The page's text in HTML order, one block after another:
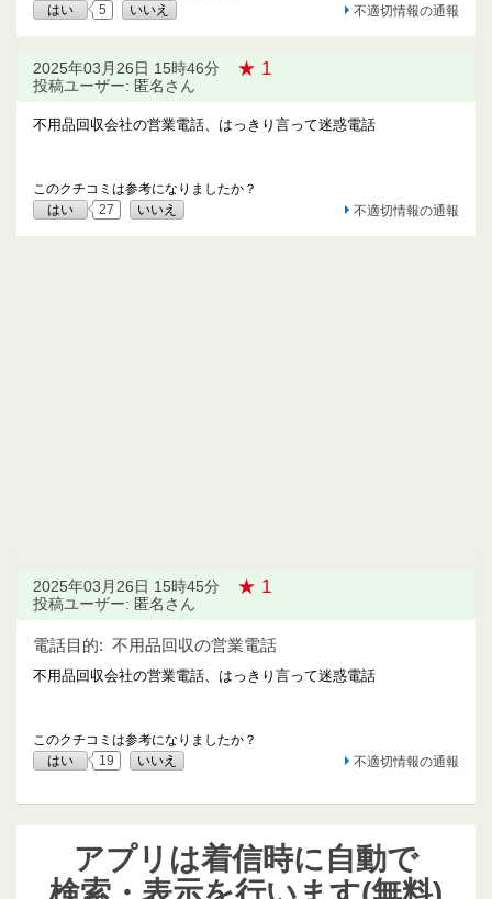
はい
5 いいえ 不適切情報の通報
2025年03月26日 15時46分 ★ 1
投稿ユーザー: 匿名さん
不用品回収会社の営業電話、はっきり言って迷惑電話
このクチコミは参考になりましたか？
はい
27 いいえ 不適切情報の通報
2025年03月26日 15時45分 ★ 1
投稿ユーザー: 匿名さん
電話目的: 不用品回収の営業電話
不用品回収会社の営業電話、はっきり言って迷惑電話
このクチコミは参考になりましたか？
はい
19 いいえ 不適切情報の通報
アプリは着信時に自動で